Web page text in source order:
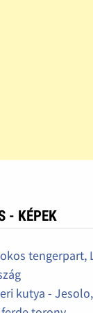
- KÉPEK
tengerpart,
kutya -